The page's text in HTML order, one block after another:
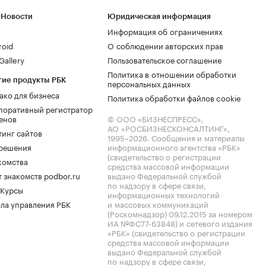
продукты РБК
для бизнеса
регистратор
сайтов
знакомств podbor.ru
управления РБК
Юридическая информация
Информация об ограничениях
О соблюдении авторских прав
Пользовательское соглашение
Политика в отношении обработки
персональных данных
Политика обработки файлов cookie
© ООО «БИЗНЕСПРЕСС»,
АО «РОСБИЗНЕСКОНСАЛТИНГ»,
1995–2026. Сообщения и материалы
информационного агентства «РБК»
(свидетельство о регистрации
средства массовой информации
выдано Федеральной службой
по надзору в сфере связи,
информационных технологий
и массовых коммуникаций
(Роскомнадзор) 09.12.2015 за номером
ИА №ФС77-63848) и сетевого издания
«РБК» (свидетельство о регистрации
средства массовой информации
выдано Федеральной службой
по надзору в сфере связи,